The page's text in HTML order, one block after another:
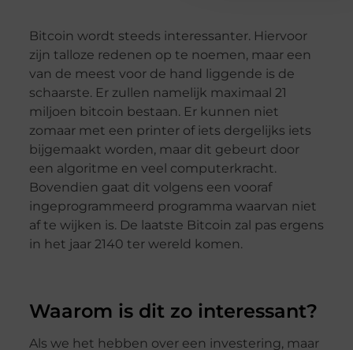
Bitcoin wordt steeds interessanter. Hiervoor
zijn talloze redenen op te noemen, maar een
van de meest voor de hand liggende is de
schaarste. Er zullen namelijk maximaal 21
miljoen bitcoin bestaan. Er kunnen niet
zomaar met een printer of iets dergelijks iets
bijgemaakt worden, maar dit gebeurt door
een algoritme en veel computerkracht.
Bovendien gaat dit volgens een vooraf
ingeprogrammeerd programma waarvan niet
af te wijken is. De laatste Bitcoin zal pas ergens
in het jaar 2140 ter wereld komen.
Waarom is dit zo interessant?
Als we het hebben over een investering, maar